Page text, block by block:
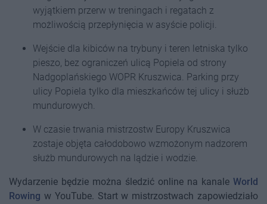
wyjątkiem przerw w treningach i regatach z
możliwością przepłynięcia w asyście policji.
Wejście dla kibiców na trybuny i teren letniska tylko
pieszo, bez ograniczeń ulicą Popiela od strony
Nadgoplańskiego WOPR Kruszwica. Parking przy
ulicy Popiela tylko dla mieszkańców tej ulicy i służb
mundurowych.
W czasie trwania mistrzostw Europy Kruszwica
zostaje objęta całodobowo wzmożonym nadzorem
służb mundurowych na lądzie i wodzie.
Wydarzenie będzie można śledzić online na kanale World
Rowing w YouTube. Start w mistrzostwach zapowiedziało